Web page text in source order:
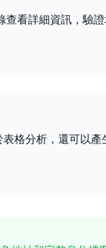
看詳細資訊，驗
格分析，還可以產